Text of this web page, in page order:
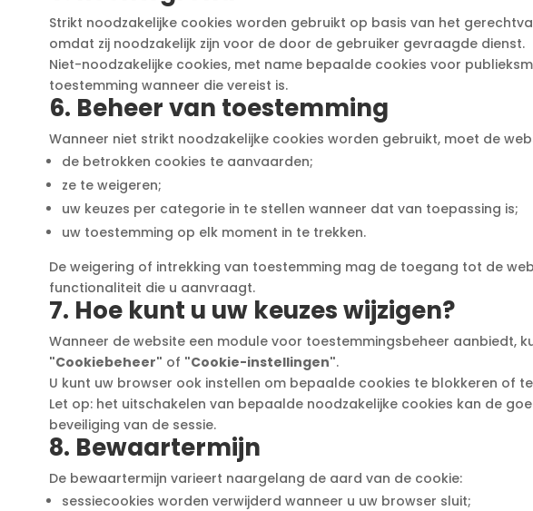
Strikt noodzakelijke cookies worden gebruikt op basis van het
omdat zij noodzakelijk zijn voor de door de gebruiker gevraagde dienst.
Niet-noodzakelijke cookies, met name bepaalde cookies voor
toestemming wanneer die vereist is.
6. Beheer van toestemming
Wanneer niet strikt noodzakelijke cookies worden gebruikt, moet de
de betrokken cookies te aanvaarden;
ze te weigeren;
uw keuzes per categorie in te stellen wanneer dat van toepassing is;
uw toestemming op elk moment in te trekken.
De weigering of intrekking van toestemming mag de toegang tot de
functionaliteit die u aanvraagt.
7. Hoe kunt u uw keuzes wijzigen?
Wanneer de website een module voor toestemmingsbeheer aanbiedt,
"Cookiebeheer" of "Cookie-instellingen".
U kunt uw browser ook instellen om bepaalde cookies te blokkeren of
Let op: het uitschakelen van bepaalde noodzakelijke cookies kan de
beveiliging van de sessie.
8. Bewaartermijn
De bewaartermijn varieert naargelang de aard van de cookie:
sessiecookies worden verwijderd wanneer u uw browser sluit;